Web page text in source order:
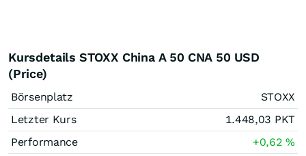
Kursdetails STOXX China A 50 CNA 50 USD
(Price)
Börsenplatz
STOXX
Letzter Kurs
1.448,03 PKT
Performance
+0,62%